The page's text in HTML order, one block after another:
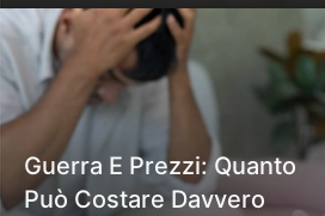
Guerra E Prezzi: Quanto
Può Costare Davvero